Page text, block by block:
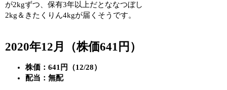
が2kgずつ、保有3年以上だとななつぼし
2kg＆きたくりん4kgが届くそうです。
2020年12月（株価641円）
株価：641円（12/28）
配当：無配